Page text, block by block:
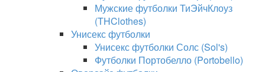
Мужские футболки ТиЭйчКлоуз
(THClothes)
Унисекс футболки
Унисекс футболки Солс (Sol's)
Футболки Портобелло (Portobello)